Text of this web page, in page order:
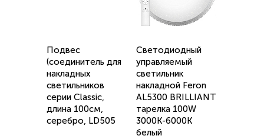
Подвес
(соединитель для
накладных
светильников
серии Classic,
длина 100см,
серебро, LD505
Светодиодный
управляемый
светильник
накладной Feron
AL5300 BRILLIANT
тарелка 100W
3000К-6000K
белый